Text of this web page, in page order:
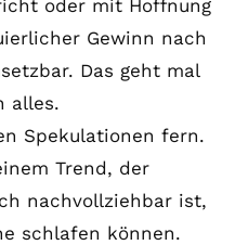
oder mit Hoffnung
Gewinn nach
Das geht mal
alles.
Spekulationen fern.
Trend, der
nachvollziehbar ist,
schlafen können.